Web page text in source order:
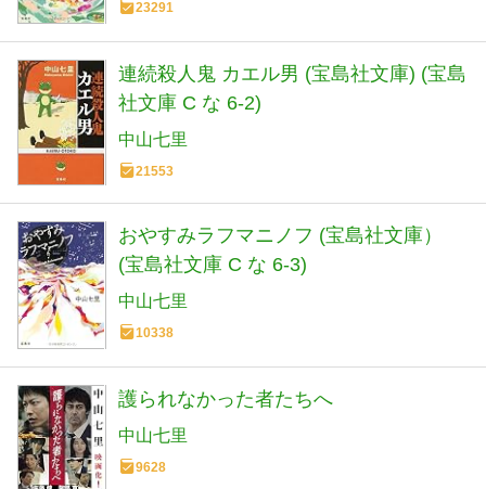
23291
連続殺人鬼 カエル男 (宝島社文庫) (宝島
社文庫 C な 6-2)
中山七里
21553
おやすみラフマニノフ (宝島社文庫）
(宝島社文庫 C な 6-3)
中山七里
10338
護られなかった者たちへ
中山七里
9628